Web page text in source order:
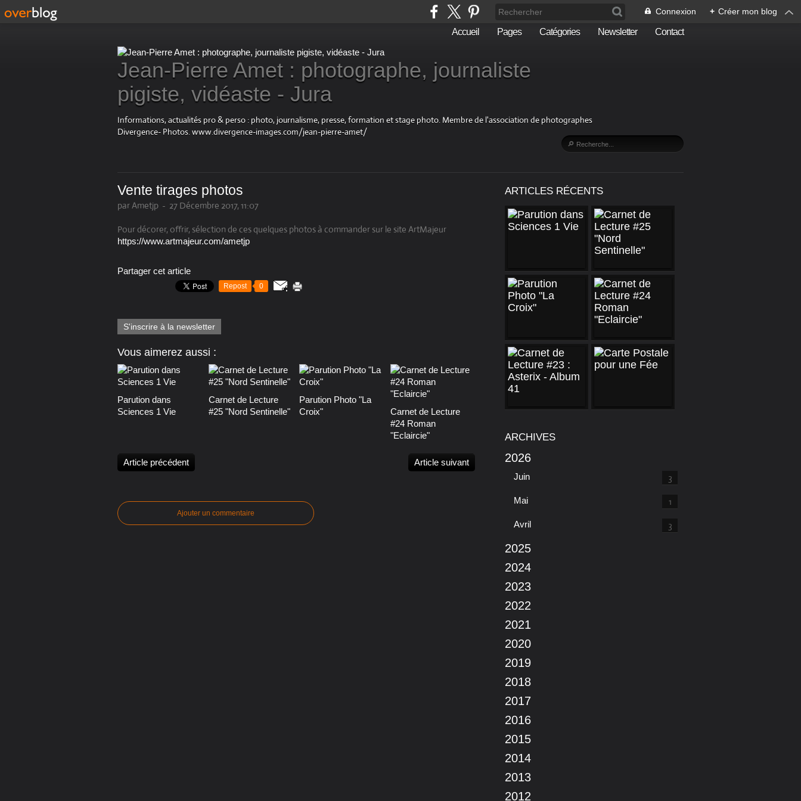
Connexion + Créer mon blog
Accueil Pages Catégories Newsletter Contact
Jean-Pierre Amet : photographe, journaliste
pigiste, vidéaste - Jura
Informations, actualités pro & perso : photo, journalisme, presse, formation et stage photo. Membre de l'association de photographes
Divergence- Photos. www.divergence-images.com/jean-pierre-amet/
Vente tirages photos
par Ametjp - 27 Décembre 2017, 11:07
Pour décorer, offrir, sélection de ces quelques photos à commander sur le site ArtMajeur
https://www.artmajeur.com/ametjp
Partager cet article
Repost 0
S'inscrire à la newsletter
Vous aimerez aussi :
Parution dans
Sciences 1 Vie
Carnet de Lecture
#25 "Nord Sentinelle"
Parution Photo "La
Croix"
Carnet de Lecture
#24 Roman
"Eclaircie"
Article précédent Article suivant
Ajouter un commentaire
ARTICLES RÉCENTS
ARCHIVES
2026
Juin 3
Mai 1
Avril 3
2025
2024
2023
2022
2021
2020
2019
2018
2017
2016
2015
2014
2013
2012